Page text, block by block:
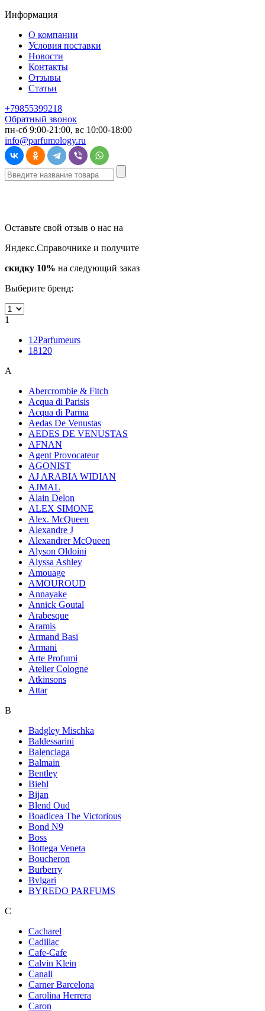
Информация
О компании
Условия поставки
Новости
Контакты
Отзывы
Статьи
+79855399218
Обратный звонок
пн-сб 9:00-21:00, вс 10:00-18:00
info@parfumology.ru
Оставьте свой отзыв о нас на
Яндекс.Справочнике и получите
скидку 10% на следующий заказ
Выберите бренд:
1
12Parfumeurs
18120
A
Abercrombie & Fitch
Acqua di Parisis
Acqua di Parma
Aedas De Venustas
AEDES DE VENUSTAS
AFNAN
Agent Provocateur
AGONIST
AJ ARABIA WIDIAN
AJMAL
Alain Delon
ALEX SIMONE
Alex. McQueen
Alexandre J
Alexandrer McQueen
Alyson Oldoini
Alyssa Ashley
Amouage
AMOUROUD
Annayake
Annick Goutal
Arabesque
Aramis
Armand Basi
Armani
Arte Profumi
Atelier Cologne
Atkinsons
Attar
B
Badgley Mischka
Baldessarini
Balenciaga
Balmain
Bentley
Biehl
Bijan
Blend Oud
Boadicea The Victorious
Bond N9
Boss
Bottega Veneta
Boucheron
Burberry
Bvlgari
BYREDO PARFUMS
C
Cacharel
Cadillac
Cafe-Cafe
Calvin Klein
Canali
Carner Barcelona
Carolina Herrera
Caron